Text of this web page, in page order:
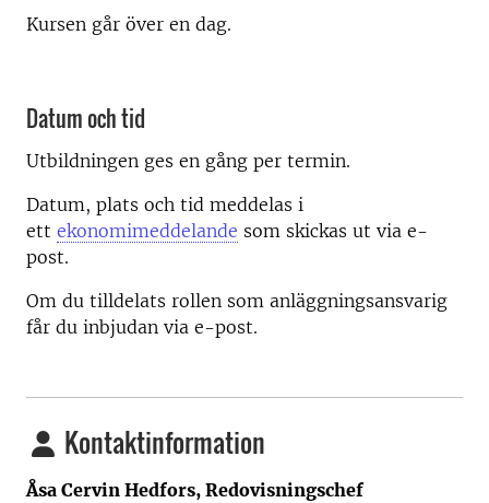
Kursen går över en dag.
Datum och tid
Utbildningen ges en gång per termin.
Datum, plats och tid meddelas i
ett ekonomimeddelande som skickas ut via e-
post.
Om du tilldelats rollen som anläggningsansvarig
får du inbjudan via e-post.
Kontaktinformation
Åsa Cervin Hedfors, Redovisningschef